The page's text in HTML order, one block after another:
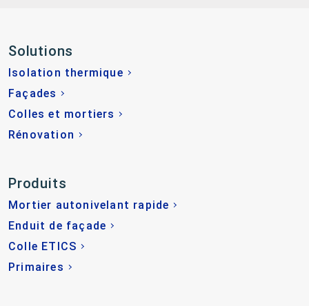
Solutions
Isolation thermique
Façades
Colles et mortiers
Rénovation
Produits
Mortier autonivelant rapide
Enduit de façade
Colle ETICS
Primaires